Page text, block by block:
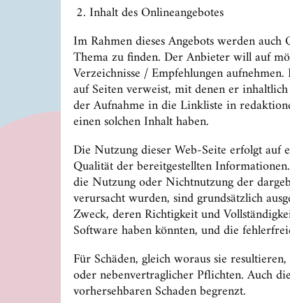
Inhalt des Onlineangebotes
Im Rahmen dieses Angebots werden
Thema zu finden. Der Anbieter will auf
Verzeichnisse / Empfehlungen
auf Seiten verweist, mit denen er
der Aufnahme in die Linkliste in
einen solchen Inhalt haben.
Die Nutzung dieser Web-Seite erfolgt
Qualität der bereitgestellten
die Nutzung oder Nichtnutzung der
verursacht wurden, sind grundsätzlich
Zweck, deren Richtigkeit und
Software haben könnten, und die
Für Schäden, gleich woraus sie
oder nebenvertraglicher Pflichten. Auch
vorhersehbaren Schaden begrenzt.